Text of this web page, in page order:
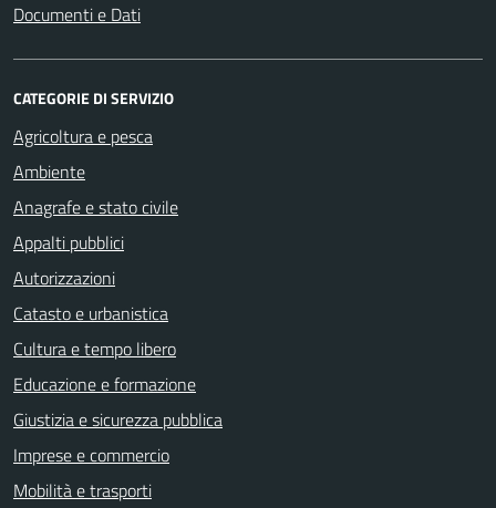
Documenti e Dati
CATEGORIE DI SERVIZIO
Agricoltura e pesca
Ambiente
Anagrafe e stato civile
Appalti pubblici
Autorizzazioni
Catasto e urbanistica
Cultura e tempo libero
Educazione e formazione
Giustizia e sicurezza pubblica
Imprese e commercio
Mobilità e trasporti